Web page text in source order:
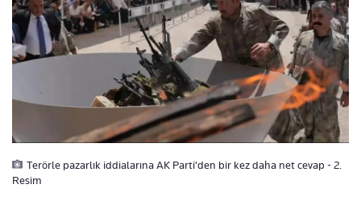
Terörle pazarlık iddialarına AK Parti'den bir kez daha net cevap - 2.
Resim